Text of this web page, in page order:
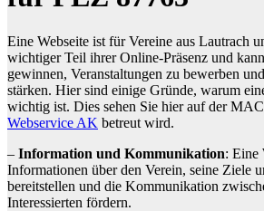
Eine Webseite ist für Vereine aus Lautrach
wichtiger Teil ihrer Online-Präsenz und
gewinnen, Veranstaltungen zu bewerben
stärken. Hier sind einige Gründe, warum
wichtig ist. Dies sehen Sie hier auf der
Webservice AK betreut wird.
– Information und Kommunikation: Eine
Informationen über den Verein, seine Ziele
bereitstellen und die Kommunikation
Interessierten fördern.